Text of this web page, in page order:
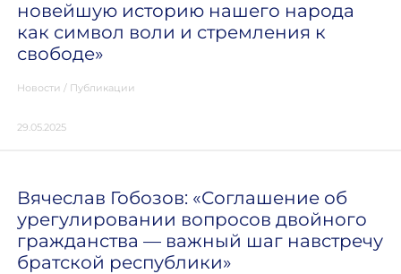
новейшую историю нашего народа
как символ воли и стремления к
свободе»
Новости / Публикации
29.05.2025
Вячеслав Гобозов: «Соглашение об
урегулировании вопросов двойного
гражданства — важный шаг навстречу
братской республики»